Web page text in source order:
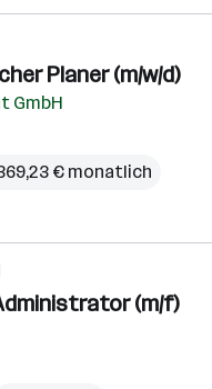
Planer (m/w/d)
GmbH
€ monatlich
(m/f)